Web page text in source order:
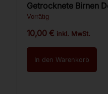
Vorrätig
10,00€ inkl. MwSt.
In den Warenkorb